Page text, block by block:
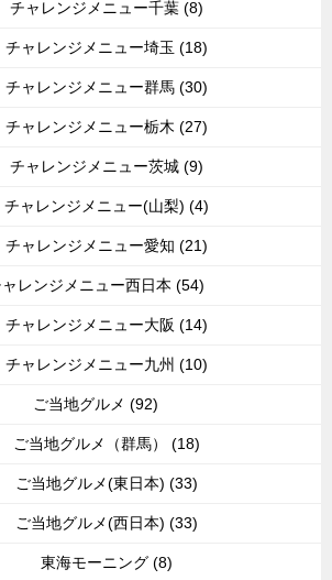
チャレンジメニュー千葉 (8)
チャレンジメニュー埼玉 (18)
チャレンジメニュー群馬 (30)
チャレンジメニュー栃木 (27)
チャレンジメニュー茨城 (9)
チャレンジメニュー(山梨) (4)
チャレンジメニュー愛知 (21)
レンジメニュー西日本 (54)
チャレンジメニュー大阪 (14)
チャレンジメニュー九州 (10)
ご当地グルメ (92)
ご当地グルメ（群馬） (18)
ご当地グルメ(東日本) (33)
ご当地グルメ(西日本) (33)
東海モーニング (8)